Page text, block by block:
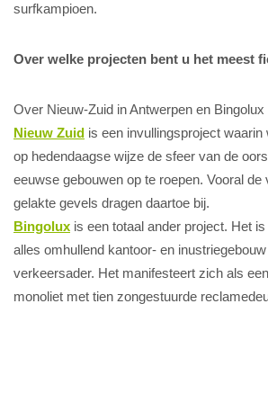
surfkampioen.
Over welke projecten bent u het meest
Over Nieuw-Zuid in Antwerpen en Bingolux
Nieuw Zuid is een invullingsproject
op hedendaagse wijze de sfeer van de
eeuwse gebouwen op te roepen. Vooral de
gelakte gevels dragen daartoe bij.
Bingolux is een totaal ander project. Het
alles omhullend kantoor- en
verkeersader. Het manifesteert zich als
monoliet met tien zongestuurde